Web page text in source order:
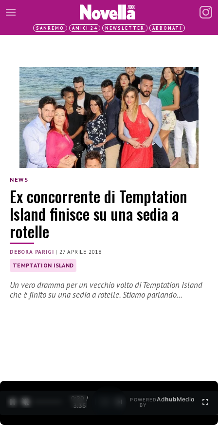
SANREMO AMICI 24 NEWSLETTER ABBONATI
NEWS
Ex concorrente di Temptation
Island finisce su una sedia a
rotelle
DEBORA PARIGI | 27 APRILE 2018
TEMPTATION ISLAND
Un vero dramma per un vecchio volto di Temptation Island
che è finito su una sedia a rotelle. Stiamo parlando…
0:20 /
3:35
POWERED
BY
AdhubMedia